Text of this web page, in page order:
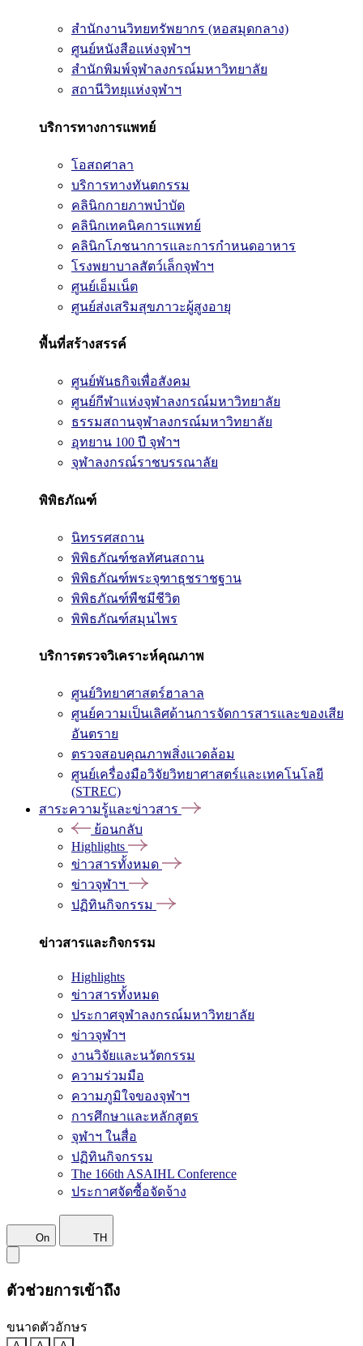
สำนักงานวิทยทรัพยากร (หอสมุดกลาง)
ศูนย์หนังสือแห่งจุฬาฯ
สำนักพิมพ์จุฬาลงกรณ์มหาวิทยาลัย
สถานีวิทยุแห่งจุฬาฯ
บริการทางการแพทย์
โอสถศาลา
บริการทางทันตกรรม
คลินิกกายภาพบำบัด
คลินิกเทคนิคการแพทย์
คลินิกโภชนาการและการกำหนดอาหาร
โรงพยาบาลสัตว์เล็กจุฬาฯ
ศูนย์เอ็มเน็ต
ศูนย์ส่งเสริมสุขภาวะผู้สูงอายุ
พื้นที่สร้างสรรค์
ศูนย์พันธกิจเพื่อสังคม
ศูนย์กีฬาแห่งจุฬาลงกรณ์มหาวิทยาลัย
ธรรมสถานจุฬาลงกรณ์มหาวิทยาลัย
อุทยาน 100 ปี จุฬาฯ
จุฬาลงกรณ์ราชบรรณาลัย
พิพิธภัณฑ์
นิทรรศสถาน
พิพิธภัณฑ์ชลทัศนสถาน
พิพิธภัณฑ์พระจุฑาธุชราชฐาน
พิพิธภัณฑ์พืชมีชีวิต
พิพิธภัณฑ์สมุนไพร
บริการตรวจวิเคราะห์คุณภาพ
ศูนย์วิทยาศาสตร์ฮาลาล
ศูนย์ความเป็นเลิศด้านการจัดการสารและของเสีย
อันตราย
ตรวจสอบคุณภาพสิ่งแวดล้อม
ศูนย์เครื่องมือวิจัยวิทยาศาสตร์และเทคโนโลยี
(STREC)
สาระความรู้และข่าวสาร
ย้อนกลับ
Highlights
ข่าวสารทั้งหมด
ข่าวจุฬาฯ
ปฏิทินกิจกรรม
ข่าวสารและกิจกรรม
Highlights
ข่าวสารทั้งหมด
ประกาศจุฬาลงกรณ์มหาวิทยาลัย
ข่าวจุฬาฯ
งานวิจัยและนวัตกรรม
ความร่วมมือ
ความภูมิใจของจุฬาฯ
การศึกษาและหลักสูตร
จุฬาฯ ในสื่อ
ปฏิทินกิจกรรม
The 166th ASAIHL Conference
ประกาศจัดซื้อจัดจ้าง
On TH
ตัวช่วยการเข้าถึง
ขนาดตัวอักษร